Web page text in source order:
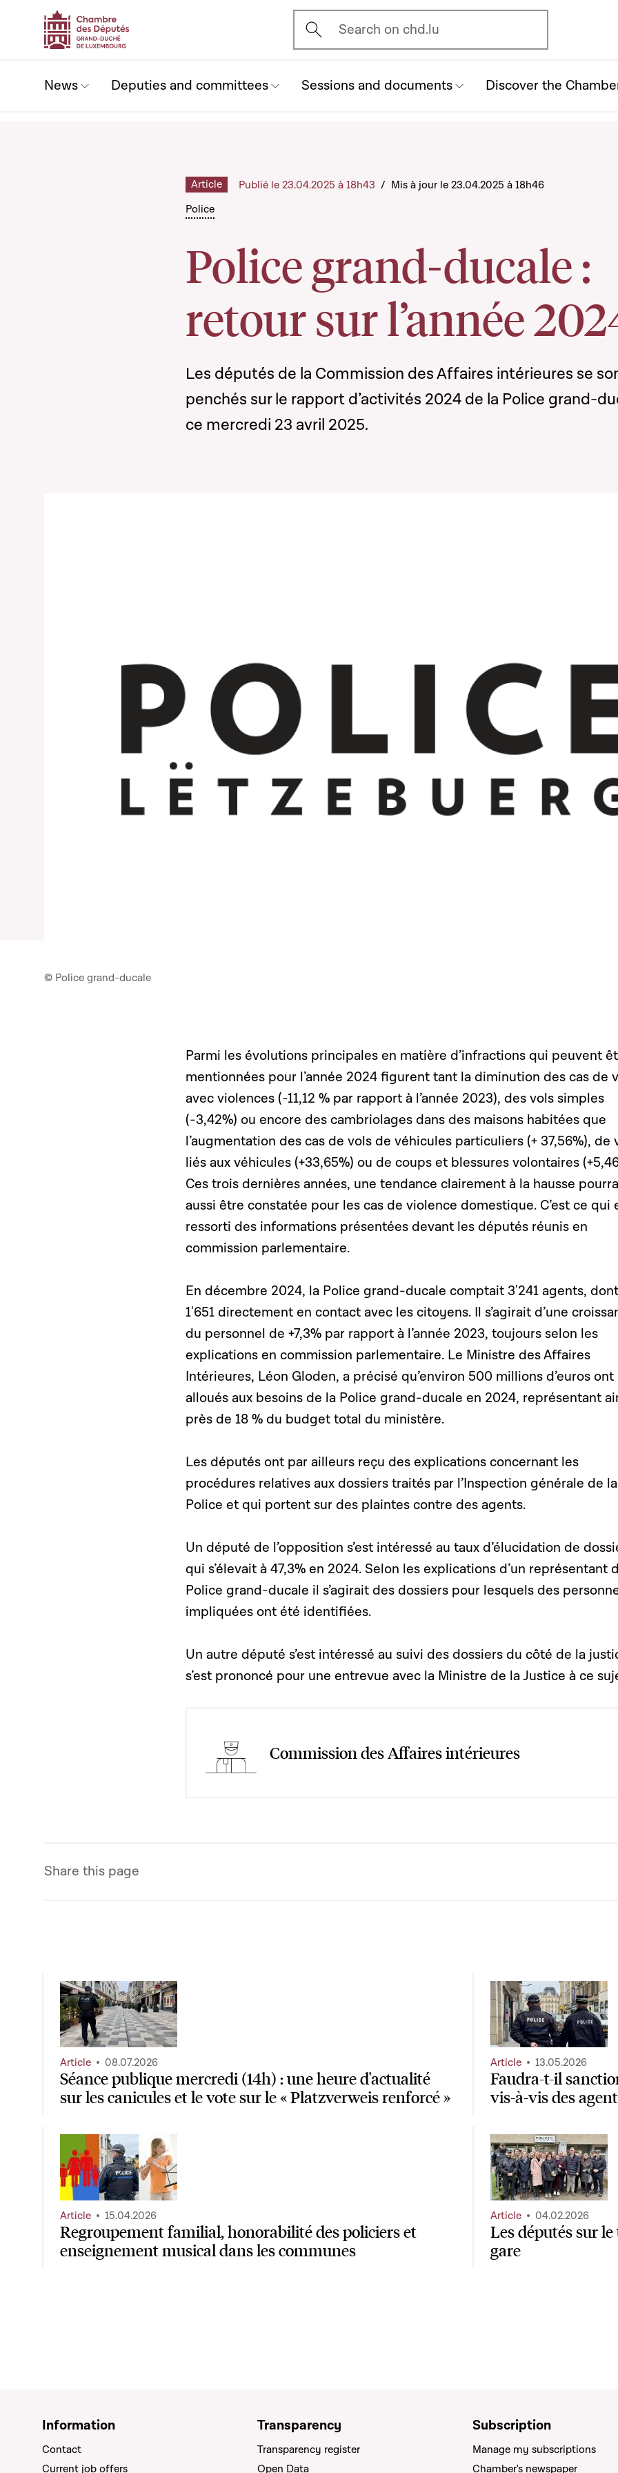
Ouvrir l'écran de recherche
Search on chd.lu
News Deputies and committees Sessions and documents Discover the
Police
Police grand-ducale :
retour sur l’année
Article Publié le 23.04.2025 à 18h43 / Mis à jour le 23.04.2025 à 18h46
Les députés de la Commission des Affaires intérieures se
penchés sur le rapport d’activités 2024 de la Police grand-
ce mercredi 23 avril 2025.
© Police grand-ducale
Parmi les évolutions principales en matière d’infractions qui peuvent
mentionnées pour l’année 2024 figurent tant la diminution des cas de
avec violences (-11,12 % par rapport à l’année 2023), des vols simples
(-3,42%) ou encore des cambriolages dans des maisons habitées que
l’augmentation des cas de vols de véhicules particuliers (+ 37,56%), de
liés aux véhicules (+33,65%) ou de coups et blessures volontaires
Ces trois dernières années, une tendance clairement à la hausse
aussi être constatée pour les cas de violence domestique. C’est ce qui
ressorti des informations présentées devant les députés réunis en
commission parlementaire.
En décembre 2024, la Police grand-ducale comptait 3'241 agents, dont
1'651 directement en contact avec les citoyens. Il s’agirait d’une
du personnel de +7,3% par rapport à l’année 2023, toujours selon les
explications en commission parlementaire. Le Ministre des Affaires
Intérieures, Léon Gloden, a précisé qu’environ 500 millions d’euros ont
alloués aux besoins de la Police grand-ducale en 2024, représentant
près de 18 % du budget total du ministère.
Les députés ont par ailleurs reçu des explications concernant les
procédures relatives aux dossiers traités par l’Inspection générale de la
Police et qui portent sur des plaintes contre des agents.
Un député de l’opposition s’est intéressé au taux d’élucidation de
qui s’élevait à 47,3% en 2024. Selon les explications d’un représentant
Police grand-ducale il s’agirait des dossiers pour lesquels des
impliquées ont été identifiées.
Un autre député s’est intéressé au suivi des dossiers du côté de la
s’est prononcé pour une entrevue avec la Ministre de la Justice à ce
Commission des Affaires intérieures
Share this page
Séance publique mercredi (14h) : une heure d'actualité
sur les canicules et le vote sur le « Platzverweis renforcé »
Article 08.07.2026
Faudra-t-il
vis-à-vis des
Article 13.05.2026
Regroupement familial, honorabilité des policiers et
enseignement musical dans les communes
Article 15.04.2026
Les députés sur
gare
Article 04.02.2026
Information
Contact
Current job offers
Transparency
Transparency register
Open Data
Subscription
Manage my subscriptions
Chamber's newspaper